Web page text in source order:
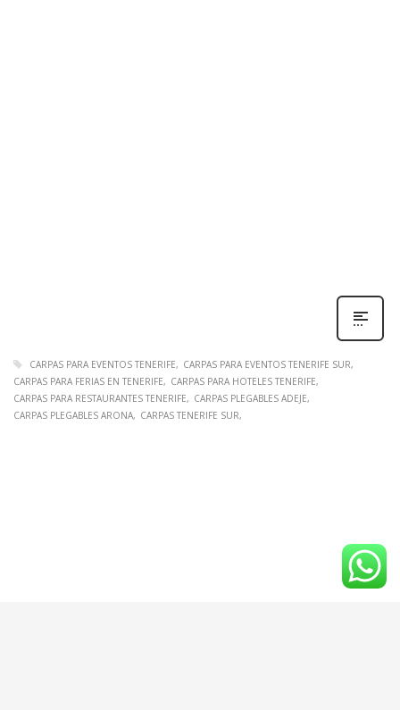
CARPAS PARA EVENTOS TENERIFE
CARPAS PARA EVENTOS TENERIFE SUR
CARPAS PARA FERIAS EN TENERIFE
CARPAS PARA HOTELES TENERIFE
CARPAS PARA RESTAURANTES TENERIFE
CARPAS PLEGABLES ADEJE
CARPAS PLEGABLES ARONA
CARPAS TENERIFE SUR